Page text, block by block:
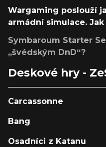
Wargaming poslouží
armádní simulace.
Symbaroum Starter
„švédským DnD“?
Deskové hry -
Carcassonne
Bang
Osadníci z Katanu